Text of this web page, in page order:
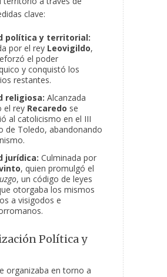
clave:
política y territorial:
por el rey Leovigildo,
el poder
y conquistó los
restantes.
religiosa: Alcanzada
el rey Recaredo se
al catolicismo en el III
de Toledo, abandonando
jurídica: Culminada por
, quien promulgó el
, un código de leyes
otorgaba los mismos
a visigodos e
Política y
organizaba en torno a